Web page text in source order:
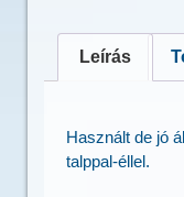
Leírás
Használt de jó
talppal-éllel.